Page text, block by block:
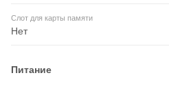
Слот для карты памяти
Нет
Питание